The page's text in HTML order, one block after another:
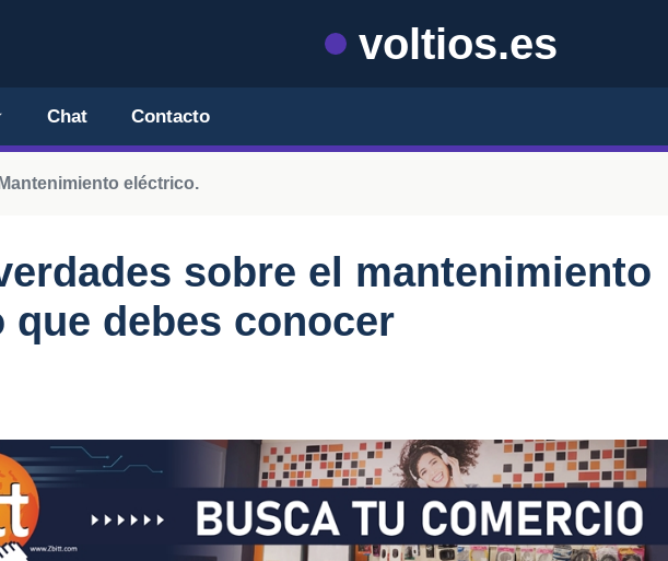
voltios.es
Chat Contacto
Mantenimiento eléctrico.
sobre el mantenimiento
que debes conocer